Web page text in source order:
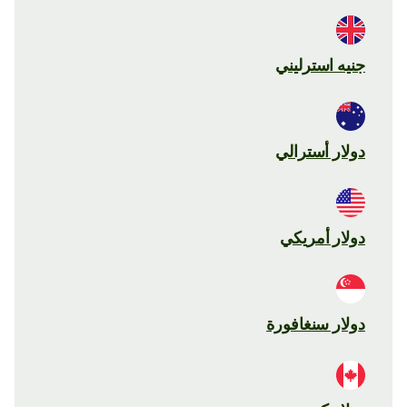
جنيه استرليني
دولار أسترالي
دولار أمريكي
دولار سنغافورة